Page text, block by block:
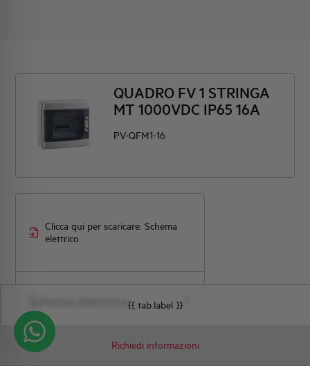
{{ tab.label }}
Richiedi informazioni
QUADRO FV 1 STRINGA
MT 1000VDC IP65 16A
PV-QFM1-16
Clicca qui per scaricare: Schema
elettrico
Schema elettrico